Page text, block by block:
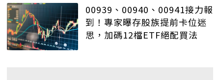
00939、00940、00941接力報
到！專家曝存股族提前卡位迷
思，加碼12檔ETF絕配買法